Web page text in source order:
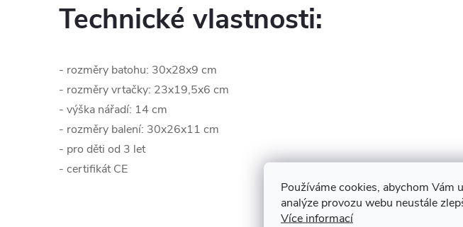
Používáme cookies, abychom
analýze provozu webu neustále
Více informací
Technické vlastnosti:
- rozměry batohu: 30x28x9 cm
- rozměry vrtačky: 23x19,5x6 cm
- výška nářadí: 14 cm
- rozměry balení: 30x26x11 cm
- pro děti od 3 let
- certifikát CE